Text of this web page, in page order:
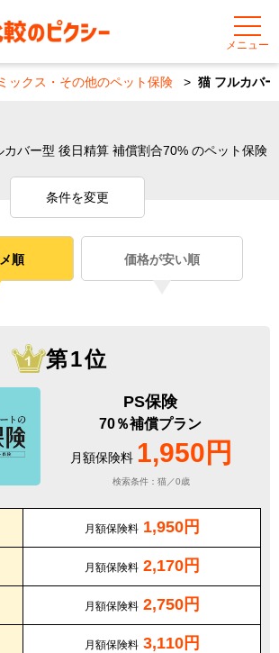
メニュー
ミックス・その他のペット保険 猫 フルカバ
カバー型 後日精算 補償割合70% のペット保険
条件を変更
順 価格が安い順
第1位
PS保険
70％補償プラン
月額保険料 1,950円
検索条件：猫／0歳
月額保険料 1,950円
月額保険料 2,170円
月額保険料 2,750円
月額保険料 3,110円